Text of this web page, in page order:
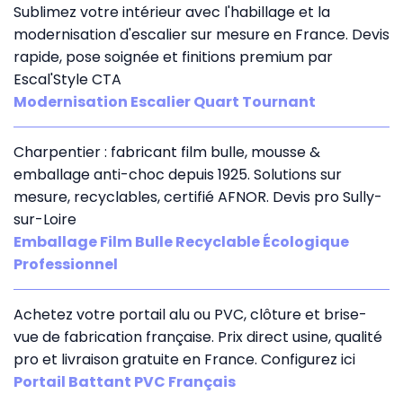
Sublimez votre intérieur avec l'habillage et la
modernisation d'escalier sur mesure en France. Devis
rapide, pose soignée et finitions premium par
Escal'Style CTA
Modernisation Escalier Quart Tournant
Charpentier : fabricant film bulle, mousse &
emballage anti-choc depuis 1925. Solutions sur
mesure, recyclables, certifié AFNOR. Devis pro Sully-
sur-Loire
Emballage Film Bulle Recyclable Écologique
Professionnel
Achetez votre portail alu ou PVC, clôture et brise-
vue de fabrication française. Prix direct usine, qualité
pro et livraison gratuite en France. Configurez ici
Portail Battant PVC Français